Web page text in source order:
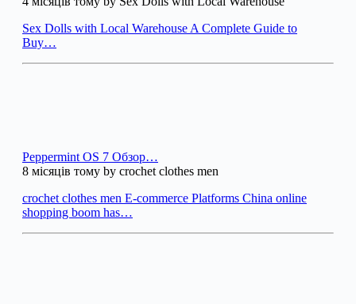
Sex Dolls with Local Warehouse A Complete Guide to
Buy…
Peppermint OS 7 Обзор…
8 місяців тому by crochet clothes men
crochet clothes men E-commerce Platforms China online
shopping boom has…